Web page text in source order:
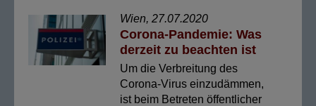
Wien, 27.07.2020
Corona-Pandemie: Was
derzeit zu beachten ist
Um die Verbreitung des
Corona-Virus einzudämmen,
ist beim Betreten öffentlicher